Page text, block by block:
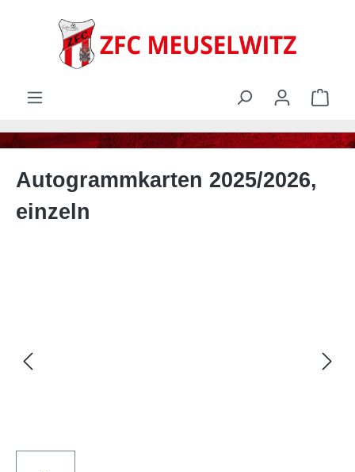
springen
Autogrammkarten 2025/2026,
einzeln